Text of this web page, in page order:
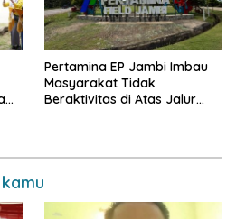
Pertamina EP Jambi Imbau
Masyarakat Tidak
Beraktivitas di Atas Jalur